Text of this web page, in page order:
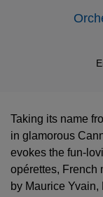
Taking its name
in glamorous
evokes the fun-
opérettes, French
by Maurice